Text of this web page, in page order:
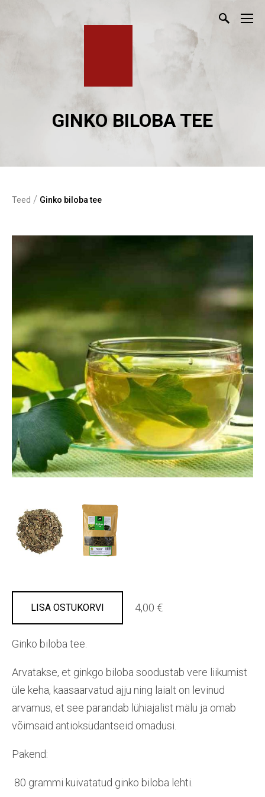
GINKO BILOBA TEE
Teed / Ginko biloba tee
LISA OSTUKORVI 4,00 €
Ginko biloba tee.
Arvatakse, et ginkgo biloba soodustab vere liikumist
üle keha, kaasaarvatud ajju ning laialt on levinud
arvamus, et see parandab lühiajalist mälu ja omab
võimsaid antioksüdantseid omadusi.
Pakend:
80 grammi kuivatatud ginko biloba lehti.